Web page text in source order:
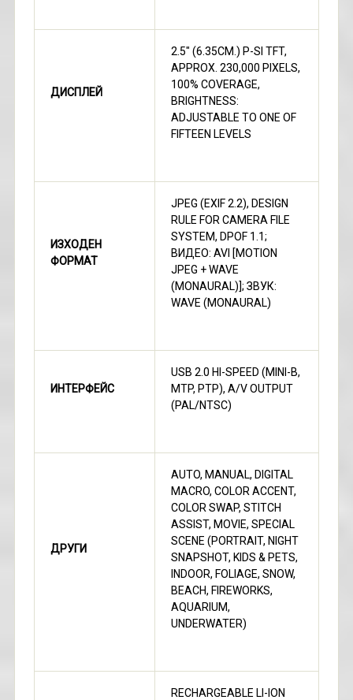
ДИСПЛЕЙ
2.5" (6.35СМ.) P-SI TFT,
APPROX. 230,000 PIXELS,
100% COVERAGE,
BRIGHTNESS:
ADJUSTABLE TO ONE OF
FIFTEEN LEVELS
ИЗХОДЕН
ФОРМАТ
JPEG (EXIF 2.2), DESIGN
RULE FOR CAMERA FILE
SYSTEM, DPOF 1.1;
ВИДЕО: AVI [MOTION
JPEG + WAVE
(MONAURAL)]; ЗВУК:
WAVE (MONAURAL)
ИНТЕРФЕЙС
USB 2.0 HI-SPEED (MINI-B,
MTP, PTP), A/V OUTPUT
(PAL/NTSC)
ДРУГИ
AUTO, MANUAL, DIGITAL
MACRO, COLOR ACCENT,
COLOR SWAP, STITCH
ASSIST, MOVIE, SPECIAL
SCENE (PORTRAIT, NIGHT
SNAPSHOT, KIDS & PETS,
INDOOR, FOLIAGE, SNOW,
BEACH, FIREWORKS,
AQUARIUM,
UNDERWATER)
RECHARGEABLE LI-ION